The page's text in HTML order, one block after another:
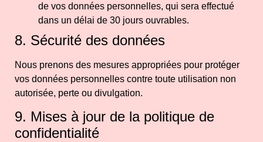
de vos données personnelles, qui sera effectué
dans un délai de 30 jours ouvrables.
8. Sécurité des données
Nous prenons des mesures appropriées pour protéger
vos données personnelles contre toute utilisation non
autorisée, perte ou divulgation.
9. Mises à jour de la politique de
confidentialité